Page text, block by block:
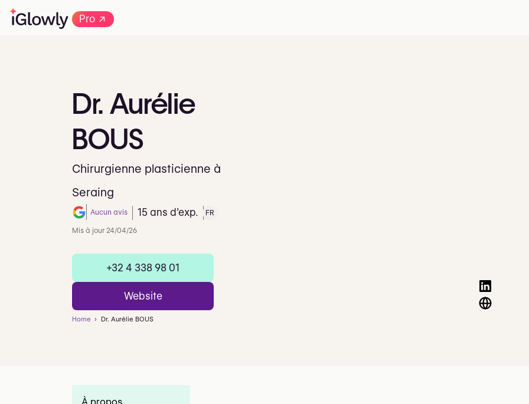
Pro→
Dr. Aurélie
BOUS
Chirurgienne plasticienne à
Seraing
Aucun avis
Note de 0 sur 5 sur Google
15 ans d’exp.
FR
Mis à jour 24/04/26
+32 4 338 98 01
Website
Home Dr. Aurélie BOUS